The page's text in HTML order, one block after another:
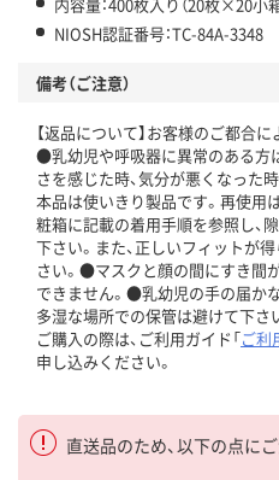
NIOSH認証番号：TC-84A-3348
備考（ご注意）
【返品について】お客様のご都合
●乳幼児や呼吸器に異常のある方
さを感じた時、気分が悪くなった
本品は使いきり製品です。再使
粧箱に記載の着用手順を参照し、
下さい。また、正しいフィットが
さい。●マスクと顔の間にすき間
できません。●乳幼児の手の届か
多湿な場所での保管は避けて下さ
ご購入の際は、ご利用ガイド「ご利
申し込みください。
直送品のため、以下の点に